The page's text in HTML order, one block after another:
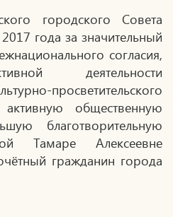
городского Совета
года за значительный
согласия,
деятельности
просветительского
общественную
благотворительную
Тамаре Алексеевне
гражданин города